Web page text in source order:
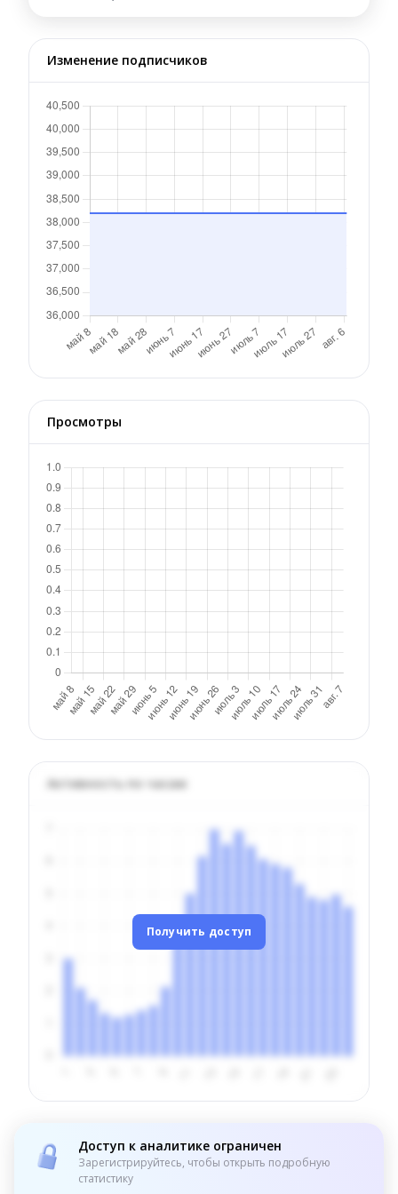
Изменение подписчиков
Просмотры
Активность по часам
Получить доступ
Доступ к аналитике ограничен
Зарегистрируйтесь, чтобы открыть подробную
статистику